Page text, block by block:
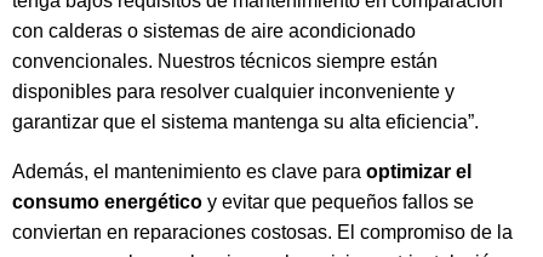
con calderas o sistemas de aire acondicionado
convencionales. Nuestros técnicos siempre están
disponibles para resolver cualquier inconveniente y
garantizar que el sistema mantenga su alta eficiencia”.
Además, el mantenimiento es clave para optimizar el
consumo energético y evitar que pequeños fallos se
conviertan en reparaciones costosas. El compromiso de la